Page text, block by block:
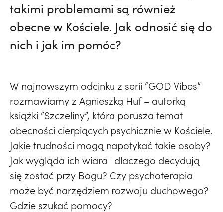
takimi problemami są również
obecne w Kościele. Jak odnosić się do
nich i jak im pomóc?
W najnowszym odcinku z serii “GOD Vibes”
rozmawiamy z Agnieszką Huf – autorką
książki “Szczeliny”, która porusza temat
obecności cierpiących psychicznie w Kościele.
Jakie trudności mogą napotykać takie osoby?
Jak wygląda ich wiara i dlaczego decydują
się zostać przy Bogu? Czy psychoterapia
może być narzędziem rozwoju duchowego?
Gdzie szukać pomocy?